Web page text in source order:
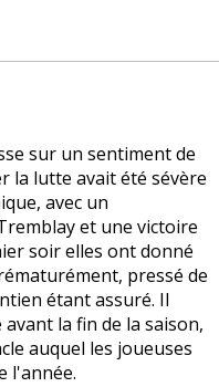
sur un sentiment de
la lutte avait été sévère
avec un
et une victoire
soir elles ont donné
pressé de
étant assuré. Il
la fin de la saison,
auquel les joueuses
l'année.